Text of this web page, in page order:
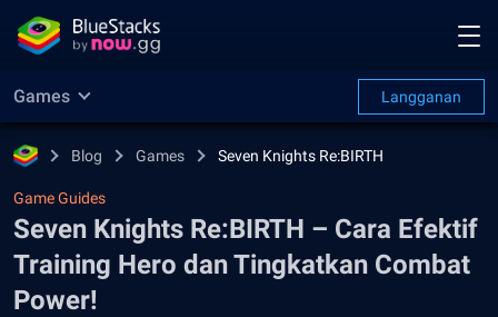
Games Langganan
Blog Games Seven Knights Re:BIRTH
Game Guides
Seven Knights Re:BIRTH – Cara Efektif
Training Hero dan Tingkatkan Combat
Power!